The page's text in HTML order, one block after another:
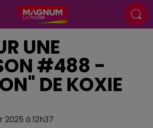
UNE
#488 -
DE KOXIE
2025 à 12h37